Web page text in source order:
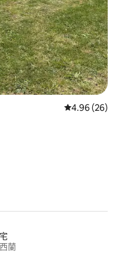
從 26 則評價
4.96 (26)
蘭